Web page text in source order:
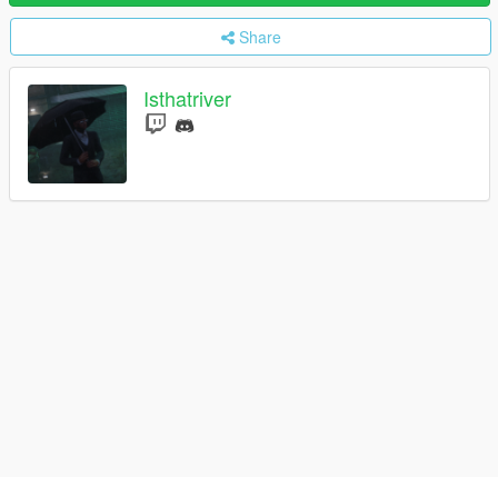
Share
Isthatriver